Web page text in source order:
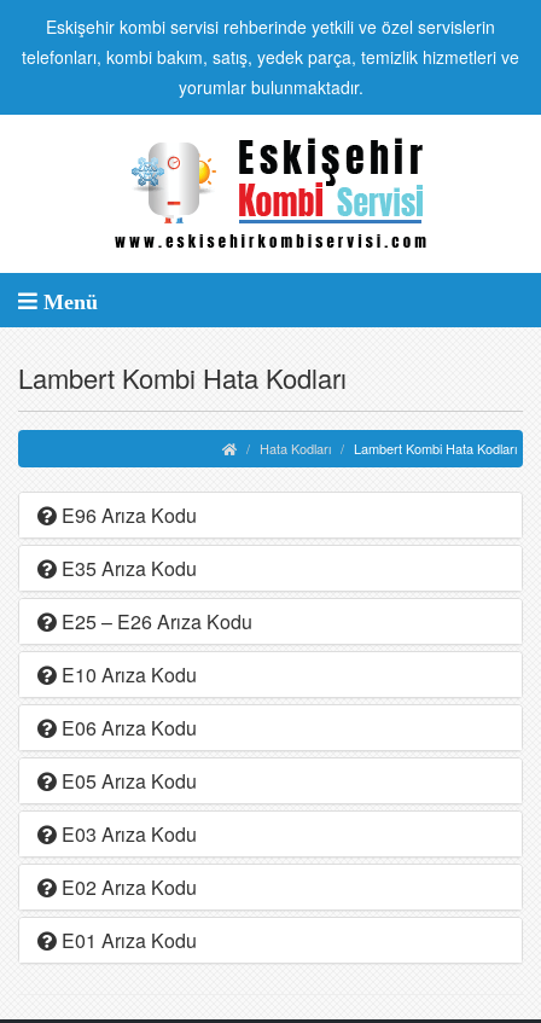
Eskişehir kombi servisi rehberinde yetkili ve özel servislerin
telefonları, kombi bakım, satış, yedek parça, temizlik hizmetleri ve
yorumlar bulunmaktadır.
Menü
Lambert Kombi Hata Kodları
Hata Kodları Lambert Kombi Hata Kodları
E96 Arıza Kodu
E35 Arıza Kodu
E25 – E26 Arıza Kodu
E10 Arıza Kodu
E06 Arıza Kodu
E05 Arıza Kodu
E03 Arıza Kodu
E02 Arıza Kodu
E01 Arıza Kodu